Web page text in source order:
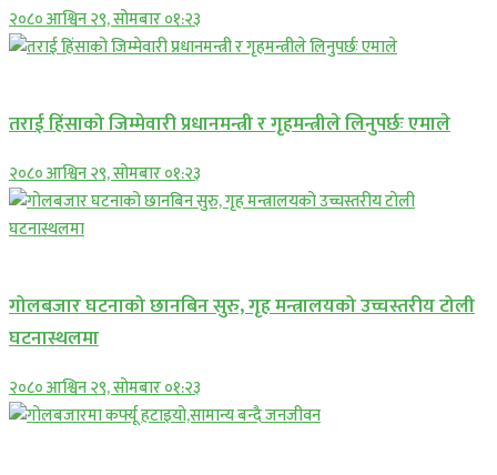
२०८० आश्विन २९, सोमबार ०१:२३
तराई हिंसाको जिम्मेवारी प्रधानमन्त्री र गृहमन्त्रीले लिनुपर्छः एमाले
२०८० आश्विन २९, सोमबार ०१:२३
गोलबजार घटनाको छानबिन सुरु, गृह मन्त्रालयको उच्चस्तरीय टोली
घटनास्थलमा
२०८० आश्विन २९, सोमबार ०१:२३